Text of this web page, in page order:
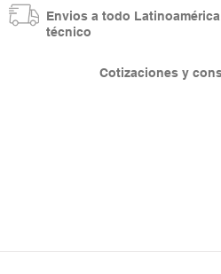
Cotizaciones y
Envios a todo
técnico